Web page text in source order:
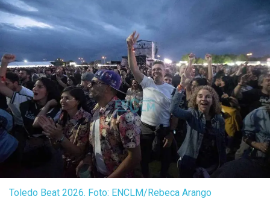
Toledo Beat 2026. Foto: ENCLM/Rebeca Arango